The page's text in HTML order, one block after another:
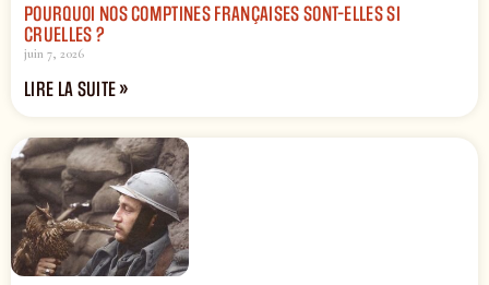
POURQUOI NOS COMPTINES FRANÇAISES SONT-ELLES SI
CRUELLES ?
juin 7, 2026
LIRE LA SUITE »